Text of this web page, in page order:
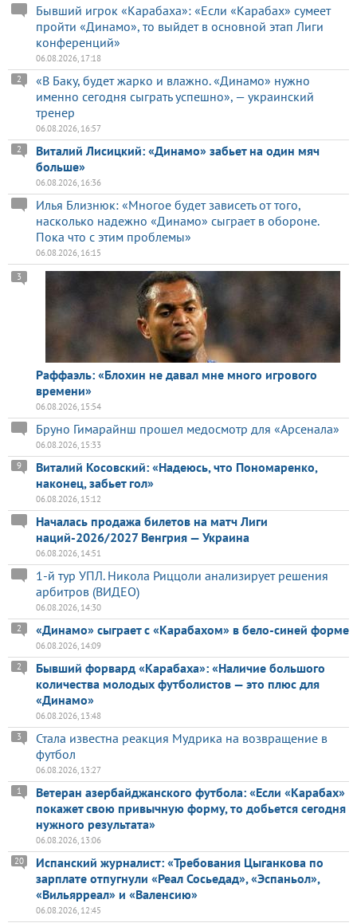
Бывший игрок «Карабаха»: «Если «Карабах» сумеет
пройти «Динамо», то выйдет в основной этап Лиги
конференций»
06.08.2026, 17:18
«В Баку, будет жарко и влажно. «Динамо» нужно
именно сегодня сыграть успешно», — украинский
тренер
2
06.08.2026, 16:57
Виталий Лисицкий: «Динамо» забьет на один мяч
больше»
2
06.08.2026, 16:36
Илья Близнюк: «Многое будет зависеть от того,
насколько надежно «Динамо» сыграет в обороне.
Пока что с этим проблемы»
06.08.2026, 16:15
Раффаэль: «Блохин не давал мне много игрового
времени»
3
06.08.2026, 15:54
Бруно Гимарайнш прошел медосмотр для «Арсенала»
06.08.2026, 15:33
Виталий Косовский: «Надеюсь, что Пономаренко,
наконец, забьет гол»
9
06.08.2026, 15:12
Началась продажа билетов на матч Лиги
наций-2026/2027 Венгрия — Украина
06.08.2026, 14:51
1-й тур УПЛ. Никола Риццоли анализирует решения
арбитров (ВИДЕО)
06.08.2026, 14:30
«Динамо» сыграет с «Карабахом» в бело-синей форме
2
06.08.2026, 14:09
Бывший форвард «Карабаха»: «Наличие большого
количества молодых футболистов — это плюс для
«Динамо»
2
06.08.2026, 13:48
Стала известна реакция Мудрика на возвращение в
футбол
3
06.08.2026, 13:27
Ветеран азербайджанского футбола: «Если «Карабах»
покажет свою привычную форму, то добьется сегодня
нужного результата»
1
06.08.2026, 13:06
Испанский журналист: «Требования Цыганкова по
зарплате отпугнули «Реал Сосьедад», «Эспаньол»,
«Вильярреал» и «Валенсию»
20
06.08.2026, 12:45